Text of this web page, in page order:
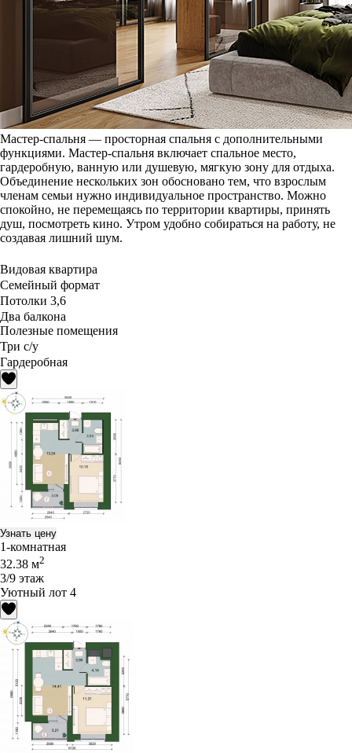
Мастер-спальня — просторная спальня с дополнительными
функциями. Мастер-спальня включает спальное место,
гардеробную, ванную или душевую, мягкую зону для отдыха.
Объединение нескольких зон обосновано тем, что взрослым
членам семьи нужно индивидуальное пространство. Можно
спокойно, не перемещаясь по территории квартиры, принять
душ, посмотреть кино. Утром удобно собираться на работу, не
создавая лишний шум.
Видовая квартира
Семейный формат
Потолки 3,6
Два балкона
Полезные помещения
Три с/у
Гардеробная
Узнать цену
1-комнатная
32.38 м2
3/9 этаж
Уютный лот 4